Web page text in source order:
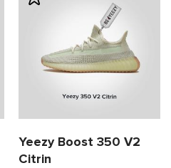
Yeezy Boost 350 V2
Citrin